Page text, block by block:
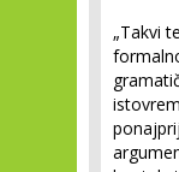
„Takvi